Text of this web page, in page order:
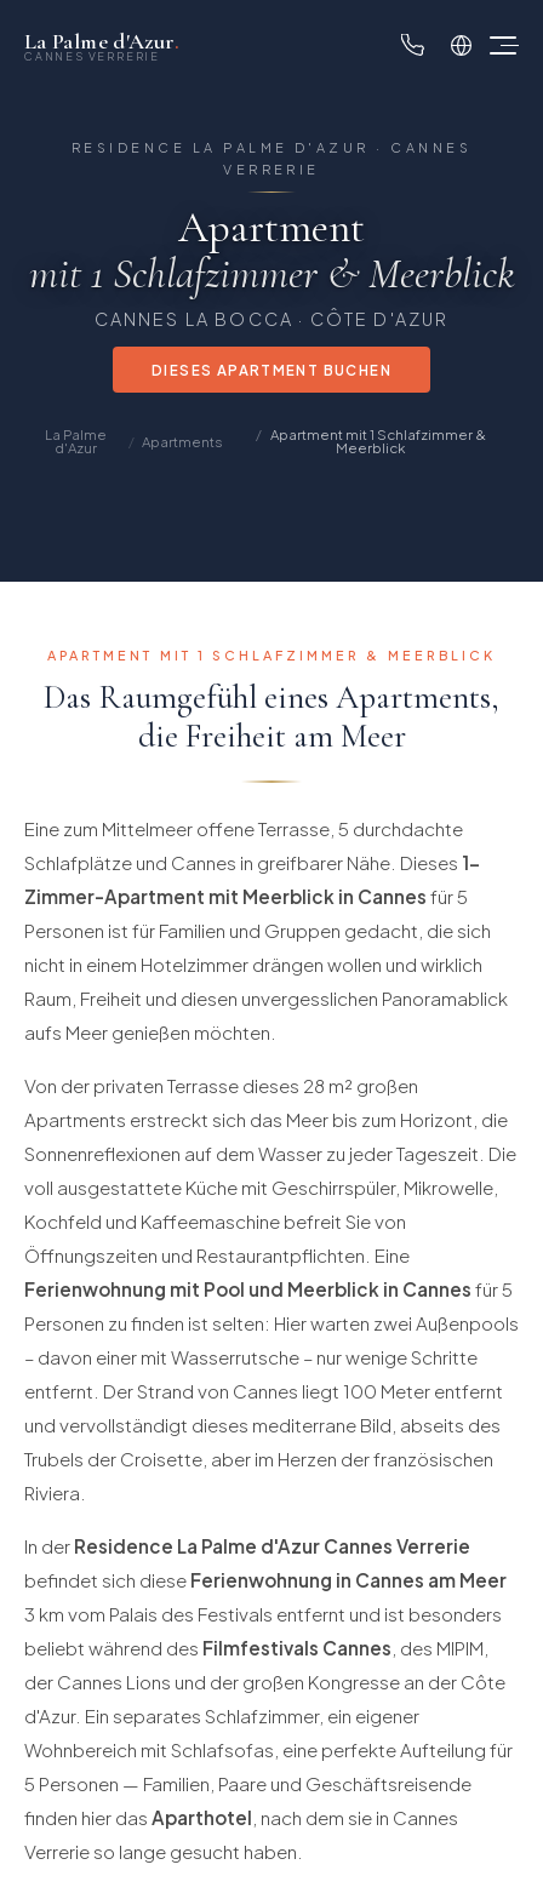
La Palme d'Azur.
CANNES VERRERIE
RESIDENCE LA PALME D'AZUR · CANNES
VERRERIE
Apartment
mit 1 Schlafzimmer & Meerblick
CANNES LA BOCCA · CÔTE D'AZUR
DIESES APARTMENT BUCHEN
La Palme
d'Azur Apartments Apartment mit 1 Schlafzimmer &
Meerblick
APARTMENT MIT 1 SCHLAFZIMMER & MEERBLICK
Das Raumgefühl eines Apartments,
die Freiheit am Meer
Eine zum Mittelmeer offene Terrasse, 5 durchdachte
Schlafplätze und Cannes in greifbarer Nähe. Dieses 1-
Zimmer-Apartment mit Meerblick in Cannes für 5
Personen ist für Familien und Gruppen gedacht, die sich
nicht in einem Hotelzimmer drängen wollen und wirklich
Raum, Freiheit und diesen unvergesslichen Panoramablick
aufs Meer genießen möchten.
Von der privaten Terrasse dieses 28 m² großen
Apartments erstreckt sich das Meer bis zum Horizont, die
Sonnenreflexionen auf dem Wasser zu jeder Tageszeit. Die
voll ausgestattete Küche mit Geschirrspüler, Mikrowelle,
Kochfeld und Kaffeemaschine befreit Sie von
Öffnungszeiten und Restaurantpflichten. Eine
Ferienwohnung mit Pool und Meerblick in Cannes für 5
Personen zu finden ist selten: Hier warten zwei Außenpools
– davon einer mit Wasserrutsche – nur wenige Schritte
entfernt. Der Strand von Cannes liegt 100 Meter entfernt
und vervollständigt dieses mediterrane Bild, abseits des
Trubels der Croisette, aber im Herzen der französischen
Riviera.
In der Residence La Palme d'Azur Cannes Verrerie
befindet sich diese Ferienwohnung in Cannes am Meer
3 km vom Palais des Festivals entfernt und ist besonders
beliebt während des Filmfestivals Cannes , des MIPIM,
der Cannes Lions und der großen Kongresse an der Côte
d'Azur. Ein separates Schlafzimmer, ein eigener
Wohnbereich mit Schlafsofas, eine perfekte Aufteilung für
5 Personen — Familien, Paare und Geschäftsreisende
finden hier das Aparthotel , nach dem sie in Cannes
Verrerie so lange gesucht haben.